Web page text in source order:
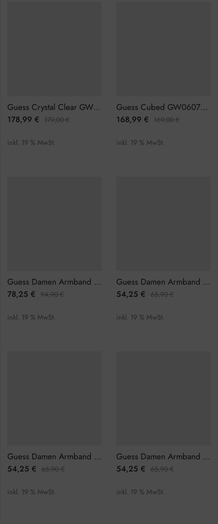
Guess Crystal Clear GW0535L4 Damenuhr
178,99 € 179,00€
inkl. 19 % MwSt.
Guess Cubed GW0607L3 Damenuhr
168,99 € 169,00€
inkl. 19 % MwSt.
Guess Damen Armband JUBB01234JWRHEML
78,25 € 94,90€
inkl. 19 % MwSt.
Guess Damen Armband JUBB01327JWRHL
54,25 € 65,90€
inkl. 19 % MwSt.
Guess Damen Armband JUBB01327JWRHS
54,25 € 65,90€
inkl. 19 % MwSt.
Guess Damen Armband JUBB01327JWYGL
54,25 € 65,90€
inkl. 19 % MwSt.